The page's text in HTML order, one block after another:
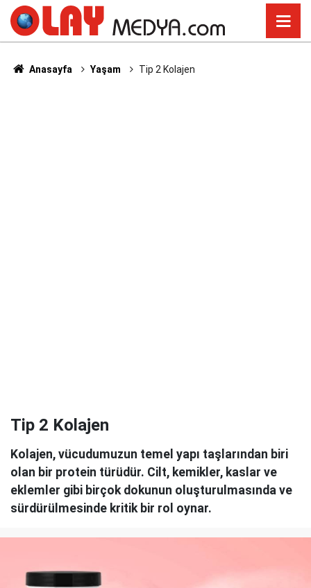
Anasayfa Yaşam Tip 2 Kolajen
Tip 2 Kolajen
Kolajen, vücudumuzun temel yapı taşlarından biri
olan bir protein türüdür. Cilt, kemikler, kaslar ve
eklemler gibi birçok dokunun oluşturulmasında ve
sürdürülmesinde kritik bir rol oynar.